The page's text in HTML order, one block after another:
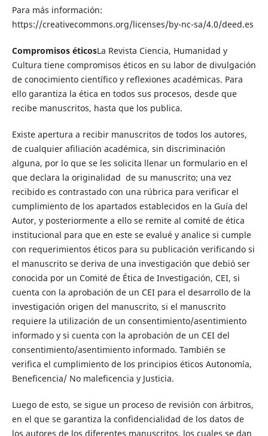
Para más información:
https://creativecommons.org/licenses/by-nc-sa/4.0/deed.es
Compromisos éticosLa Revista Ciencia, Humanidad y
Cultura tiene compromisos éticos en su labor de divulgación
de conocimiento científico y reflexiones académicas. Para
ello garantiza la ética en todos sus procesos, desde que
recibe manuscritos, hasta que los publica.
Existe apertura a recibir manuscritos de todos los autores,
de cualquier afiliación académica, sin discriminación
alguna, por lo que se les solicita llenar un formulario en el
que declara la originalidad de su manuscrito; una vez
recibido es contrastado con una rúbrica para verificar el
cumplimiento de los apartados establecidos en la Guía del
Autor, y posteriormente a ello se remite al comité de ética
institucional para que en este se evalué y analice si cumple
con requerimientos éticos para su publicación verificando si
el manuscrito se deriva de una investigación que debió ser
conocida por un Comité de Ética de Investigación, CEI, si
cuenta con la aprobación de un CEI para el desarrollo de la
investigación origen del manuscrito, si el manuscrito
requiere la utilización de un consentimiento/asentimiento
informado y si cuenta con la aprobación de un CEI del
consentimiento/asentimiento informado. También se
verifica el cumplimiento de los principios éticos Autonomía,
Beneficencia/ No maleficencia y Justicia.
Luego de esto, se sigue un proceso de revisión con árbitros,
en el que se garantiza la confidencialidad de los datos de
los autores de los diferentes manuscritos, los cuales se dan